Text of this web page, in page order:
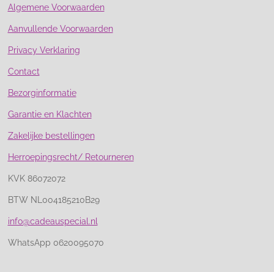
Algemene Voorwaarden
Aanvullende Voorwaarden
Privacy Verklaring
Contact
Bezorginformatie
Garantie en Klachten
Zakelijke bestellingen
Herroepingsrecht/ Retourneren
KVK 86072072
BTW NL004185210B29
info@cadeauspecial.nl
WhatsApp 0620095070